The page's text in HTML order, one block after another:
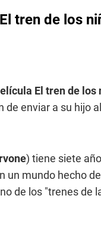
tren de los
El tren de los
enviar a su hijo
) tiene siete
un mundo hecho
de los "trenes de